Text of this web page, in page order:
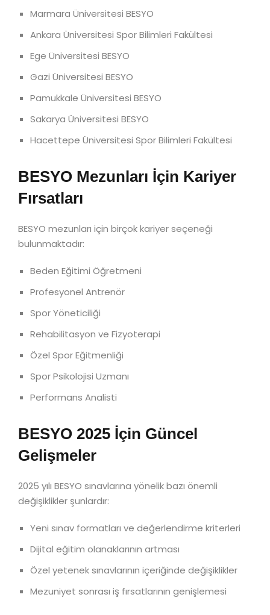
Marmara Üniversitesi BESYO
Ankara Üniversitesi Spor Bilimleri Fakültesi
Ege Üniversitesi BESYO
Gazi Üniversitesi BESYO
Pamukkale Üniversitesi BESYO
Sakarya Üniversitesi BESYO
Hacettepe Üniversitesi Spor Bilimleri Fakültesi
BESYO Mezunları İçin Kariyer
Fırsatları
BESYO mezunları için birçok kariyer seçeneği
bulunmaktadır:
Beden Eğitimi Öğretmeni
Profesyonel Antrenör
Spor Yöneticiliği
Rehabilitasyon ve Fizyoterapi
Özel Spor Eğitmenliği
Spor Psikolojisi Uzmanı
Performans Analisti
BESYO 2025 İçin Güncel
Gelişmeler
2025 yılı BESYO sınavlarına yönelik bazı önemli
değişiklikler şunlardır:
Yeni sınav formatları ve değerlendirme kriterleri
Dijital eğitim olanaklarının artması
Özel yetenek sınavlarının içeriğinde değişiklikler
Mezuniyet sonrası iş fırsatlarının genişlemesi